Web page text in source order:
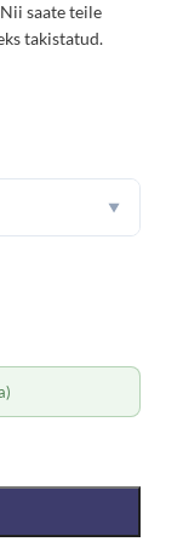
saate teile
takistatud.
▼